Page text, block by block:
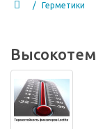
Герметики